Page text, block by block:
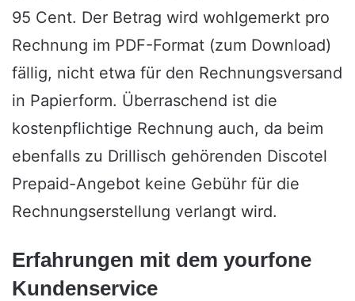
95 Cent. Der Betrag wird wohlgemerkt pro
Rechnung im PDF-Format (zum Download)
fällig, nicht etwa für den Rechnungsversand
in Papierform. Überraschend ist die
kostenpflichtige Rechnung auch, da beim
ebenfalls zu Drillisch gehörenden Discotel
Prepaid-Angebot keine Gebühr für die
Rechnungserstellung verlangt wird.
Erfahrungen mit dem yourfone
Kundenservice